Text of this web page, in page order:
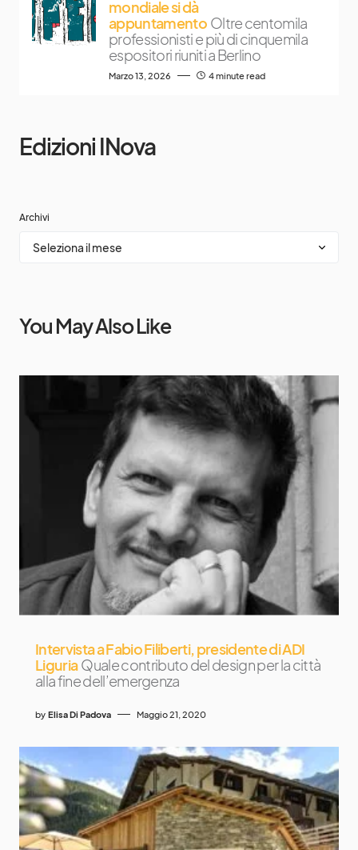
mondiale si dà
appuntamento Oltre centomila
professionisti e più di cinquemila
espositori riuniti a Berlino
Marzo 13, 2026 4 minute read
Edizioni INova
Archivi
You May Also Like
Intervista a Fabio Filiberti, presidente di ADI
Liguria Quale contributo del design per la città
alla fine dell’emergenza
by Elisa Di Padova Maggio 21, 2020